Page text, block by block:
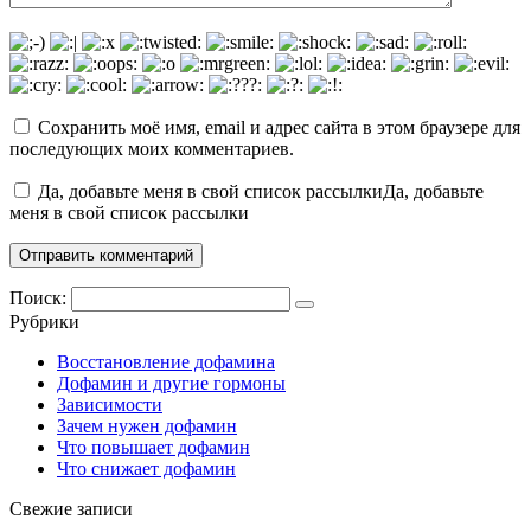
Сохранить моё имя, email и адрес сайта в этом браузере для
последующих моих комментариев.
Да, добавьте меня в свой список рассылкиДа, добавьте
меня в свой список рассылки
Поиск:
Рубрики
Восстановление дофамина
Дофамин и другие гормоны
Зависимости
Зачем нужен дофамин
Что повышает дофамин
Что снижает дофамин
Свежие записи